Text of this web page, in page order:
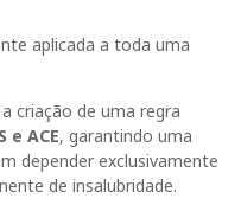
aplicada a toda uma
criação de uma regra
e ACE, garantindo uma
depender exclusivamente
de insalubridade.